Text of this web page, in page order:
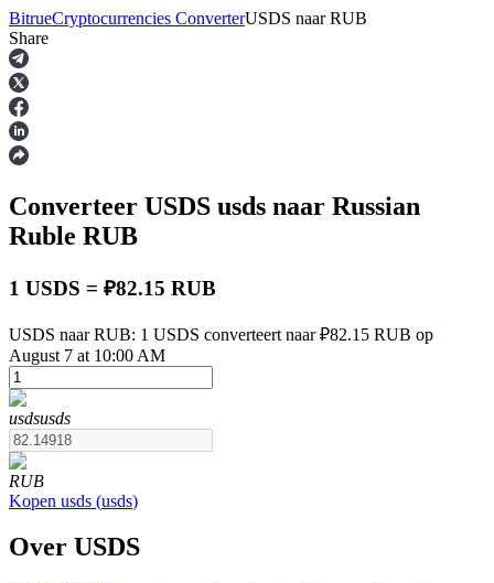
Termijncontracten
USDT-futures
Futures met USDT als onderpand
BitrueCryptocurrencies ConverterUSDS naar RUB
Share
Converteer USDS usds naar Russian
Ruble RUB
1 USDS = ₽82.15 RUB
USDS naar RUB: 1 USDS converteert naar ₽82.15 RUB op
August 7 at 10:00 AM
usdsusds
RUB
Kopen usds (usds)
Over USDS